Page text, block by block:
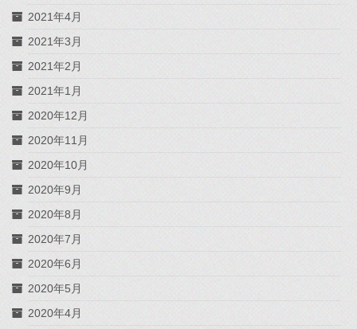
2021年4月
2021年3月
2021年2月
2021年1月
2020年12月
2020年11月
2020年10月
2020年9月
2020年8月
2020年7月
2020年6月
2020年5月
2020年4月